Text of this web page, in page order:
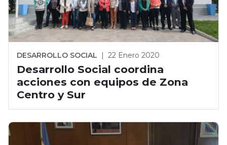
DESARROLLO SOCIAL | 22 Enero 2020
Desarrollo Social coordina
acciones con equipos de Zona
Centro y Sur